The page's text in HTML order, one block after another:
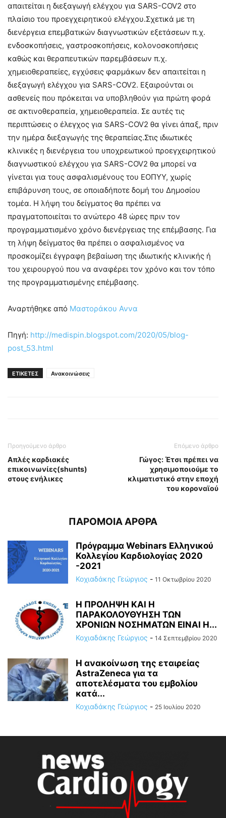
απαιτείται η διεξαγωγή ελέγχου για SARS-COV2 στο
πλαίσιο του προεγχειρητικού ελέγχου.Σχετικά με τη
διενέργεια επεμβατικών διαγνωστικών εξετάσεων π.χ.
ενδοσκοπήσεις, γαστροσκοπήσεις, κολονοσκοπήσεις
καθώς και θεραπευτικών παρεμβάσεων π.χ.
χημειοθεραπείες, εγχύσεις φαρμάκων δεν απαιτείται η
διεξαγωγή ελέγχου για SARS-COV2. Εξαιρούνται οι
ασθενείς που πρόκειται να υποβληθούν για πρώτη φορά
σε ακτινοθεραπεία, χημειοθεραπεία. Σε αυτές τις
περιπτώσεις ο έλεγχος για SARS-COV2 θα γίνει άπαξ, πριν
την ημέρα διεξαγωγής της θεραπείας.Στις ιδιωτικές
κλινικές η διενέργεια του υποχρεωτικού προεγχειρητικού
διαγνωστικού ελέγχου για SARS-COV2 θα μπορεί να
γίνεται για τους ασφαλισμένους του ΕΟΠΥΥ, χωρίς
επιβάρυνση τους, σε οποιαδήποτε δομή του Δημοσίου
τομέα. Η λήψη του δείγματος θα πρέπει να
πραγματοποιείται το ανώτερο 48 ώρες πριν τον
προγραμματισμένο χρόνο διενέργειας της επέμβασης. Για
τη λήψη δείγματος θα πρέπει ο ασφαλισμένος να
προσκομίζει έγγραφη βεβαίωση της ιδιωτικής κλινικής ή
του χειρουργού που να αναφέρει τον χρόνο και τον τόπο
της προγραμματισμένης επέμβασης.
Αναρτήθηκε από Μαστοράκου Αννα
Πηγή: http://medispin.blogspot.com/2020/05/blog-
post_53.html
ΕΤΙΚΕΤΕΣ Ανακοινώσεις
Προηγούμενο άρθρο
Aπλές καρδιακές
επικοινωνίες(shunts)
στους ενήλικες
Επόμενο άρθρο
Γώγος: Έτσι πρέπει να
χρησιμοποιούμε το
κλιματιστικό στην εποχή
του κοροναϊού
ΠΑΡΟΜΟΙΑ ΑΡΘΡΑ
Πρόγραμμα Webinars Ελληνικού
Κολλεγίου Καρδιολογίας 2020
-2021
Κοχιαδάκης Γεώργιος - 11 Οκτωβρίου 2020
Η ΠΡΟΛΗΨΗ ΚΑΙ Η
ΠΑΡΑΚΟΛΟΥΘΥΗΣΗ ΤΩΝ
ΧΡΟΝΙΩΝ ΝΟΣΗΜΑΤΩΝ ΕΙΝΑΙ Η...
Κοχιαδάκης Γεώργιος - 14 Σεπτεμβρίου 2020
Η ανακοίνωση της εταιρείας
AstraZeneca για τα
αποτελέσματα του εμβολίου
κατά...
Κοχιαδάκης Γεώργιος - 25 Ιουλίου 2020